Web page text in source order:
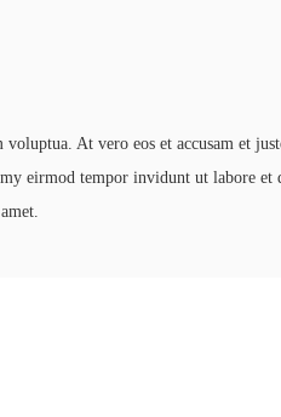
At vero eos et accusam et
eirmod tempor invidunt ut labore et